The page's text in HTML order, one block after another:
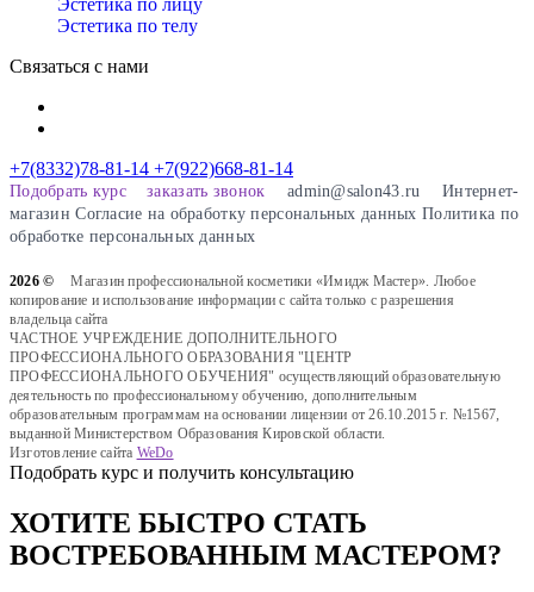
Эстетика по телу
Связаться с нами
+7(8332)78-81-14 +7(922)668-81-14
Подобрать курс заказать звонок admin@salon43.ru
Интернет-
магазинCогласие на обработку персональных данныхПолитика по
обработке персональных данных
2026 ©
Магазин профессиональной косметики «Имидж Мастер». Любое
копирование и использование информации с сайта только с разрешения
владельца сайта
ЧАСТНОЕ УЧРЕЖДЕНИЕ ДОПОЛНИТЕЛЬНОГО
ПРОФЕССИОНАЛЬНОГО ОБРАЗОВАНИЯ "ЦЕНТР
ПРОФЕССИОНАЛЬНОГО ОБУЧЕНИЯ" осуществляющий образовательную
деятельность по профессиональному обучению, дополнительным
образовательным программам на основании лицензии от 26.10.2015 г. №1567,
выданной Министерством Образования Кировской области.
Изготовление сайта WeDo
Подобрать курс и получить консультацию
ХОТИТЕ БЫСТРО СТАТЬ
ВОСТРЕБОВАННЫМ МАСТЕРОМ?